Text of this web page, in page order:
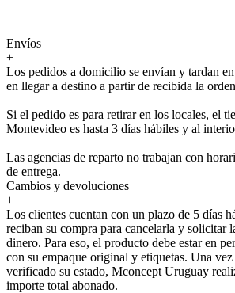
Envíos
+
Los pedidos a domicilio se envían y tardan
en llegar a destino a partir de recibida la
Si el pedido es para retirar en los locales, el
Montevideo es hasta 3 días hábiles y al
Las agencias de reparto no trabajan con
de entrega.
Cambios y devoluciones
+
Los clientes cuentan con un plazo de 5 días
reciban su compra para cancelarla y solicitar
dinero. Para eso, el producto debe estar en
con su empaque original y etiquetas. Una
verificado su estado, Mconcept Uruguay
importe total abonado.